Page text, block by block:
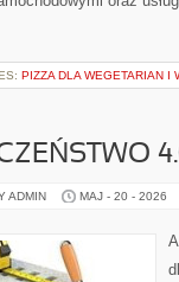
PIZZA DLA WEGETARIAN I
ADMIN MAJ - 20 - 2026